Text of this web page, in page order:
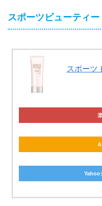
スポーツビューティ
スポーツ
Yahoo